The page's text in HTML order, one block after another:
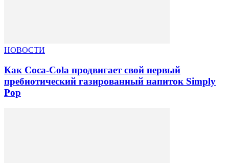
НОВОСТИ
Как Coca-Cola продвигает свой первый
пребиотический газированный напиток Simply
Pop